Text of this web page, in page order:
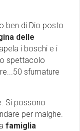
ben di Dio posto
delle
i boschi e i
spettacolo
sfumature
Si possono
per malghe.
famiglia